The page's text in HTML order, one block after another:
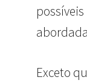
Exceto